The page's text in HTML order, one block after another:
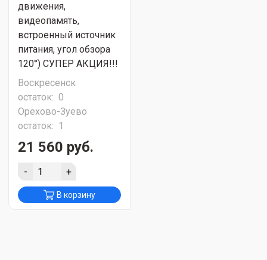
движения,
видеопамять,
встроенный источник
питания, угол обзора
120°) СУПЕР АКЦИЯ!!!
Воскресенск
остаток: 0
Орехово-Зуево
остаток: 1
21 560 руб.
- +
В корзину